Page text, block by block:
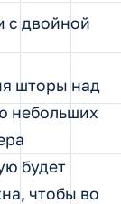
с двойной
шторы над
небольших
будет
чтобы во